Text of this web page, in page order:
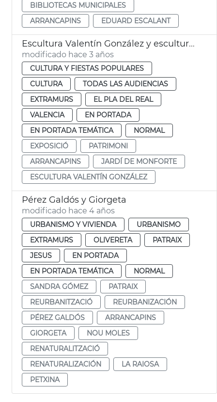
BIBLIOTECAS MUNICIPALES
ARRANCAPINS
EDUARD ESCALANT
Escultura Valentín González y esculturas Jardín de Monforte
modificado hace 3 años
CULTURA Y FIESTAS POPULARES
CULTURA
TODAS LAS AUDIENCIAS
EXTRAMURS
EL PLA DEL REAL
VALENCIA
EN PORTADA
EN PORTADA TEMÁTICA
NORMAL
EXPOSICIÓ
PATRIMONI
ARRANCAPINS
JARDÍ DE MONFORTE
ESCULTURA VALENTÍN GONZÁLEZ
Pérez Galdós y Giorgeta
modificado hace 4 años
URBANISMO Y VIVIENDA
URBANISMO
EXTRAMURS
OLIVERETA
PATRAIX
JESUS
EN PORTADA
EN PORTADA TEMÁTICA
NORMAL
SANDRA GÓMEZ
PATRAIX
REURBANITZACIÓ
REURBANIZACIÓN
PÉREZ GALDÓS
ARRANCAPINS
GIORGETA
NOU MOLES
RENATURALITZACIÓ
RENATURALIZACIÓN
LA RAIOSA
PETXINA